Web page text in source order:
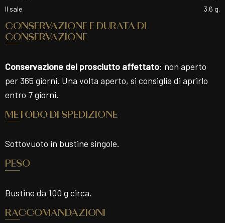
Il sale
3.6 g.
CONSERVAZIONE E DURATA DI
CONSERVAZIONE
Conservazione del prosciutto affettato: non aperto
per 365 giorni. Una volta aperto, si consiglia di aprirlo
entro 7 giorni.
METODO DI SPEDIZIONE
Sottovuoto in bustine singole.
PESO
Bustine da 100 g circa.
RACCOMANDAZIONI